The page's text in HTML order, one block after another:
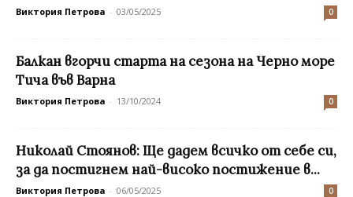
Виктория Петрова - 03/05/2025 0
Балкан вгорчи старта на сезона на Черно море
Тича във Варна
Виктория Петрова - 13/10/2024 0
Николай Стоянов: Ще дадем всичко от себе си,
за да постигнем най-високо постижение в...
Виктория Петрова - 06/05/2025 0